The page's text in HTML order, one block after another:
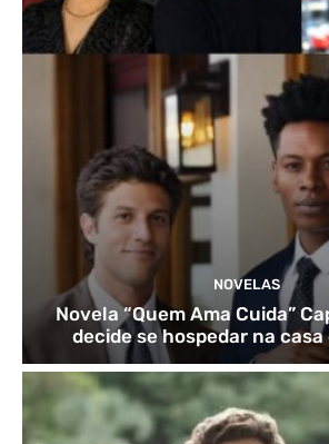
NOVELAS
Novela “Quem Ama Cuida”
decide se hospedar na casa